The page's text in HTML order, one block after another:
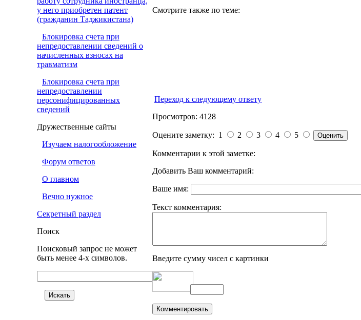
у него приобретен патент
(гражданин Таджикистана)
Блокировка счета при
непредоставлении сведений о
начисленных взносах на
травматизм
Блокировка счета при
непредоставлении
персонифицированных
сведений
Дружественные сайты
Изучаем налогообложение
Форум ответов
О главном
Вечно нужное
Секретный раздел
Поиск
Поисковый запрос не может
быть менее 4-х символов.
Смотрите также по теме:
Переход к следующему ответу
Просмотров: 4128
Оцените заметку: 1 2 3 4 5
Комментарии к этой заметке:
Добавить Ваш комментарий:
Ваше имя:
Текст комментария:
Введите сумму чисел с картинки